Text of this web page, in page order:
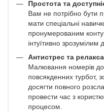
Простота та
Вам не потрібно бути
мати спеціальні
пронумерованим
інтуїтивно зрозумілим
Антистрес та
Малювання номерів
повсякденних турбот,
досягти повного
провести час з
процесом.